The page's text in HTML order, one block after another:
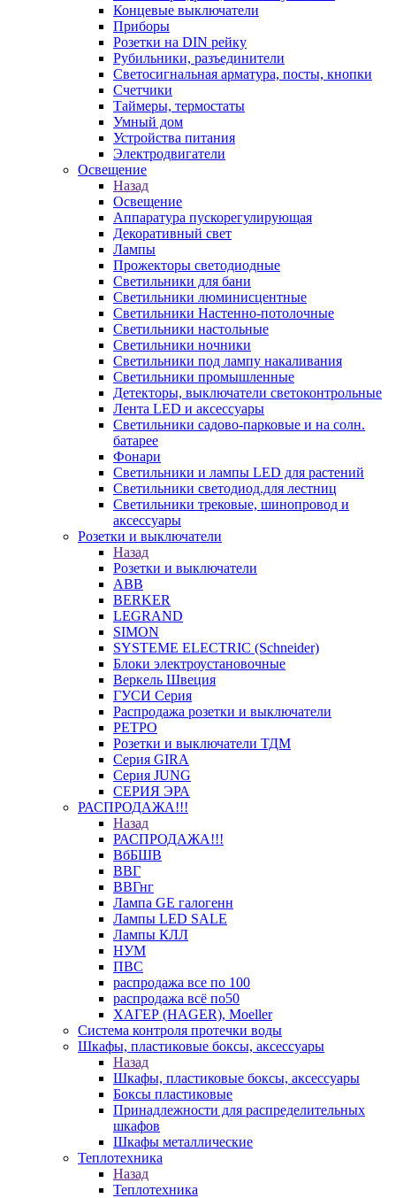
Концевые выключатели
Приборы
Розетки на DIN рейку
Рубильники, разъединители
Светосигнальная арматура, посты, кнопки
Счетчики
Таймеры, термостаты
Умный дом
Устройства питания
Электродвигатели
Освещение
Назад
Освещение
Аппаратура пускорегулирующая
Декоративный свет
Лампы
Прожекторы светодиодные
Светильники для бани
Светильники люминисцентные
Светильники Настенно-потолочные
Светильники настольные
Светильники ночники
Светильники под лампу накаливания
Светильники промышленные
Детекторы, выключатели светоконтрольные
Лента LED и аксессуары
Светильники садово-парковые и на солн.
батарее
Фонари
Светильники и лампы LED для растений
Светильники светодиод.для лестниц
Светильники трековые, шинопровод и
аксессуары
Розетки и выключатели
Назад
Розетки и выключатели
ABB
BERKER
LEGRAND
SIMON
SYSTEME ELECTRIC (Schneider)
Блоки электроустановочные
Веркель Швеция
ГУСИ Серия
Распродажа розетки и выключатели
РЕТРО
Розетки и выключатели ТДМ
Серия GIRA
Серия JUNG
СЕРИЯ ЭРА
РАСПРОДАЖА!!!
Назад
РАСПРОДАЖА!!!
ВбБШВ
ВВГ
ВВГнг
Лампа GE галогенн
Лампы LED SALE
Лампы КЛЛ
НУМ
ПВС
распродажа все по 100
распродажа всё по50
ХАГЕР (HAGER), Moeller
Система контроля протечки воды
Шкафы, пластиковые боксы, аксессуары
Назад
Шкафы, пластиковые боксы, аксессуары
Боксы пластиковые
Принадлежности для распределительных
шкафов
Шкафы металлические
Теплотехника
Назад
Теплотехника